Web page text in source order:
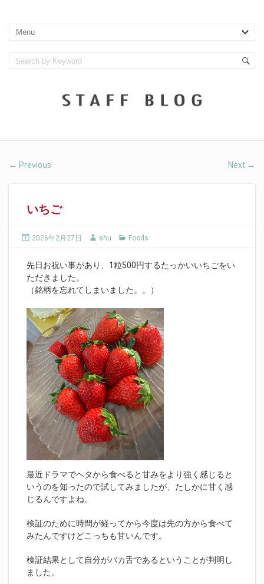
← Previous Next →
いちご
2026年2月27日 shu Foods
先日お祝い事があり、1粒500円するたっかいいちごをい
ただきました。
（銘柄を忘れてしまいました。。）
最近ドラマでヘタから食べると甘みをより強く感じると
いうのを知ったので試してみましたが、たしかに甘く感
じるんですよね。
検証のために時間が経ってから今度は先の方から食べて
みたんですけどこっちも甘いんです。
検証結果として自分がバカ舌であるということが判明し
ました。